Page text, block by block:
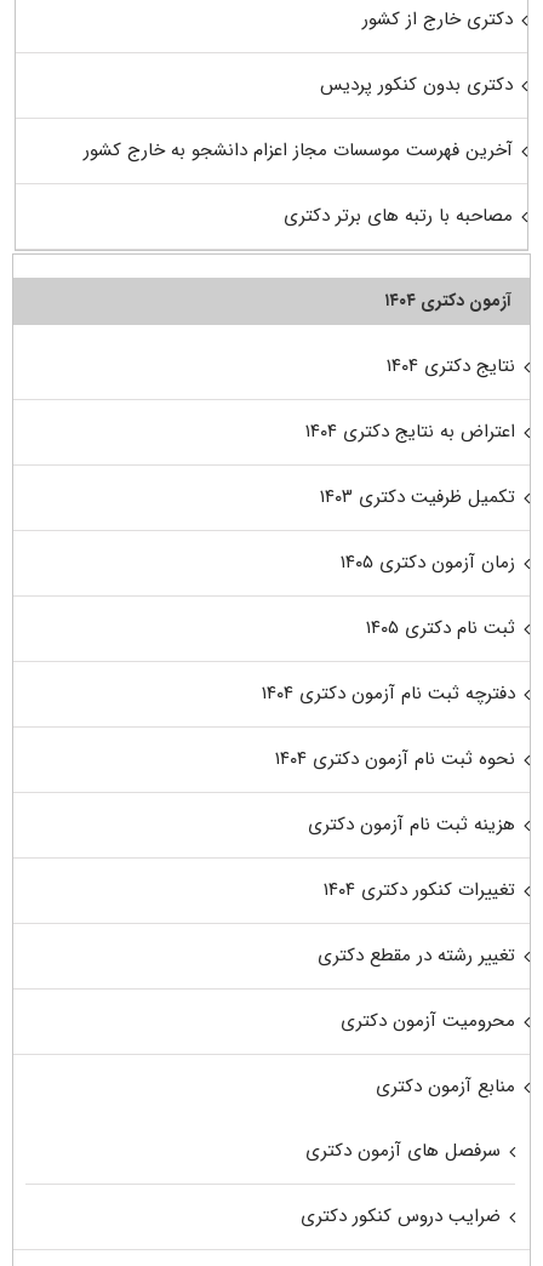
دکتری خارج از کشور
دکتری بدون کنکور پردیس
آخرین فهرست موسسات مجاز اعزام دانشجو به خارج کشور
مصاحبه با رتبه های برتر دکتری
آزمون دکتری ۱۴۰۴
نتایج دکتری ۱۴۰۴
اعتراض به نتایج دکتری ۱۴۰۴
تکمیل ظرفیت دکتری ۱۴۰۳
زمان آزمون دکتری ۱۴۰۵
ثبت نام دکتری ۱۴۰۵
دفترچه ثبت نام آزمون دکتری ۱۴۰۴
نحوه ثبت نام آزمون دکتری ۱۴۰۴
هزینه ثبت نام آزمون دکتری
تغییرات کنکور دکتری ۱۴۰۴
تغییر رشته در مقطع دکتری
محرومیت آزمون دکتری
منابع آزمون دکتری
سرفصل های آزمون دکتری
ضرایب دروس کنکور دکتری